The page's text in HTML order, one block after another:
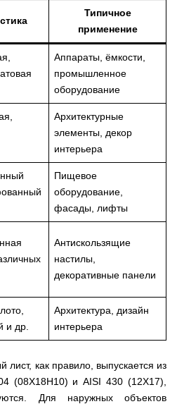
Типичное
применение
Аппараты, ёмкости,
промышленное
оборудование
Архитектурные
элементы, декор
интерьера
Пищевое
оборудование,
фасады, лифты
Антискользящие
настилы,
декоративные панели
и др.
Архитектура, дизайн
интерьера
как правило, выпускается из
(08Х18Н10) и AISI 430 (12Х17),
Для наружных объектов